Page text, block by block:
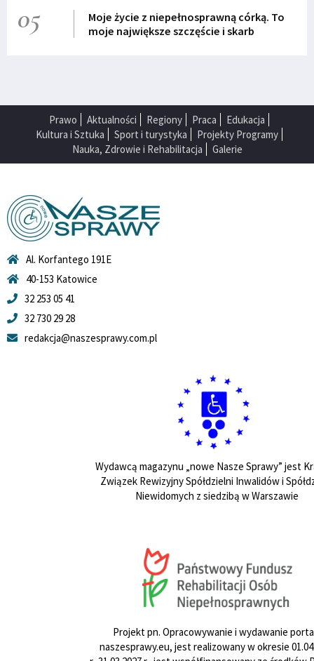
05
Moje życie z niepełnosprawną córką. To
moje największe szczęście i skarb
Prawo Aktualności Regiony Praca
Edukacja
Kultura i Sztuka
Sport i turystyka
Projekty Programy
Nauka, Zdrowie i Rehabilitacja
Galerie
Al. Korfantego 191E
40-153 Katowice
32 253 05 41
32 730 29 28
redakcja@naszesprawy.com.pl
Wydawcą magazynu „nowe Nasze Sprawy” jest
Związek Rewizyjny Spółdzielni Inwalidów i
Niewidomych z siedzibą w Warszawie
Projekt pn. Opracowywanie i wydawanie
naszesprawy.eu, jest realizowany w okresie